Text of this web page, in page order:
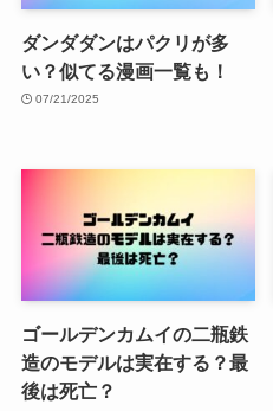
ダンダダンはパクリが多
い？似てる漫画一覧も！
07/21/2025
ゴールデンカムイの二瓶鉄
造のモデルは実在する？最
後は死亡？